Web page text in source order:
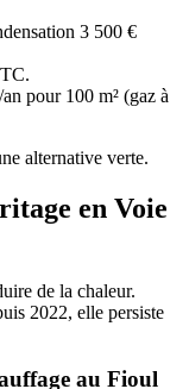
3 500 €
pour 100 m² (gaz à
alternative verte.
en Voie
de la chaleur.
2022, elle persiste
au Fioul